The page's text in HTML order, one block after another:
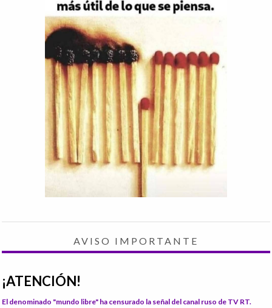
AVISO IMPORTANTE
¡ATENCIÓN!
El denominado "mundo libre" ha censurado la señal del canal ruso de TV RT.